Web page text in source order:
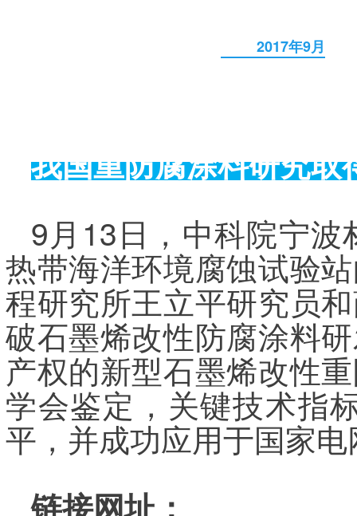
2017年9月
我国重防腐涂料研究取
9月13日，中科院宁
热带海洋环境腐蚀试验
程研究所王立平研究员
破石墨烯改性防腐涂料
产权的新型石墨烯改性
学会鉴定，关键技术指
平，并成功应用于国家
链接网址：